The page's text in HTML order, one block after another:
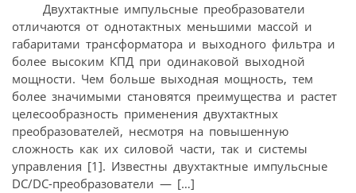
Двухтактные импульсные преобразователи
отличаются от однотактных меньшими массой и
габаритами трансформатора и выходного фильтра и
более высоким КПД при одинаковой выходной
мощности. Чем больше выходная мощность, тем
более значимыми становятся преимущества и растет
целесообразность применения двухтактных
преобразователей, несмотря на повышенную
сложность как их силовой части, так и системы
управления [1]. Известны двухтактные импульсные
DC/DC-преобразователи — […]